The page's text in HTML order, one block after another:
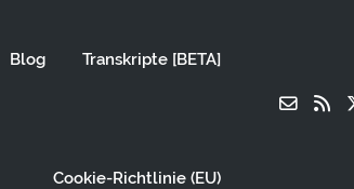
Blog Transkripte [BETA]
Cookie-Richtlinie (EU)